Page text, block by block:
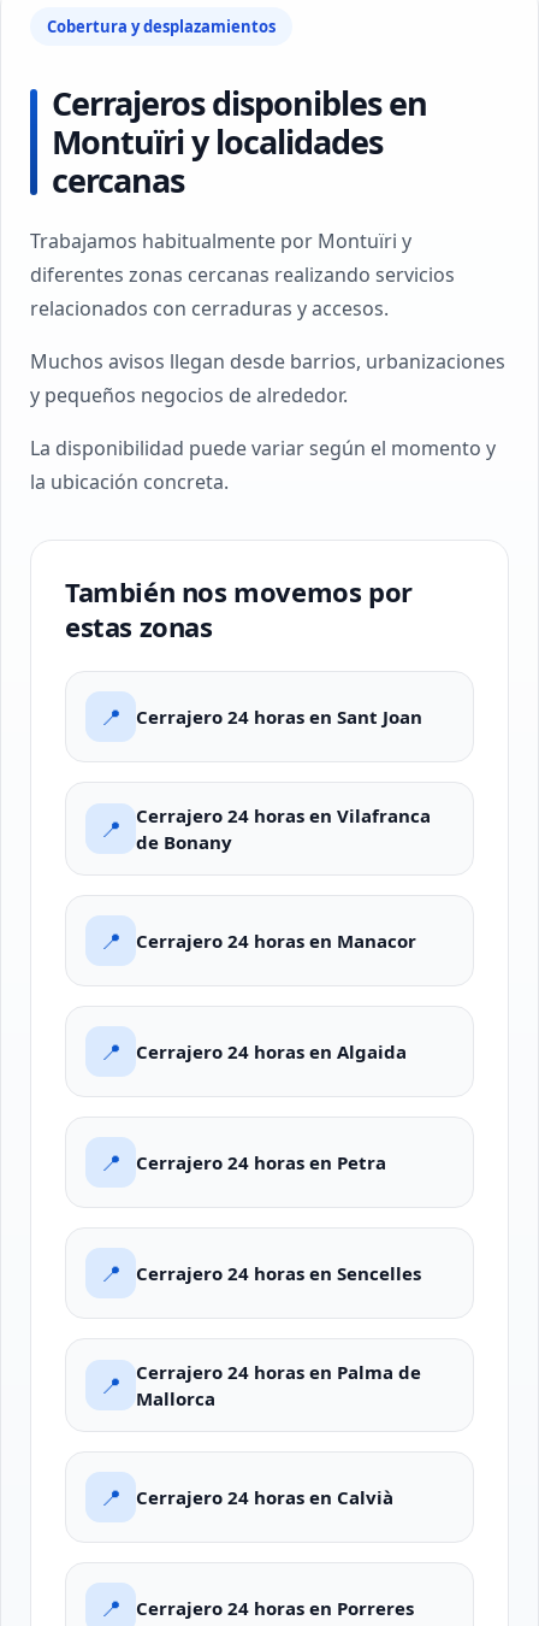
Cobertura y desplazamientos
Cerrajeros disponibles en
Montuïri y localidades
cercanas
Trabajamos habitualmente por Montuïri y
diferentes zonas cercanas realizando servicios
relacionados con cerraduras y accesos.
Muchos avisos llegan desde barrios, urbanizaciones
y pequeños negocios de alrededor.
La disponibilidad puede variar según el momento y
la ubicación concreta.
También nos movemos por
estas zonas
📍 Cerrajero 24 horas en Sant Joan
📍
Cerrajero 24 horas en Vilafranca
de Bonany
📍 Cerrajero 24 horas en Manacor
📍 Cerrajero 24 horas en Algaida
📍 Cerrajero 24 horas en Petra
📍 Cerrajero 24 horas en Sencelles
📍
Cerrajero 24 horas en Palma de
Mallorca
📍 Cerrajero 24 horas en Calvià
📍 Cerrajero 24 horas en Porreres